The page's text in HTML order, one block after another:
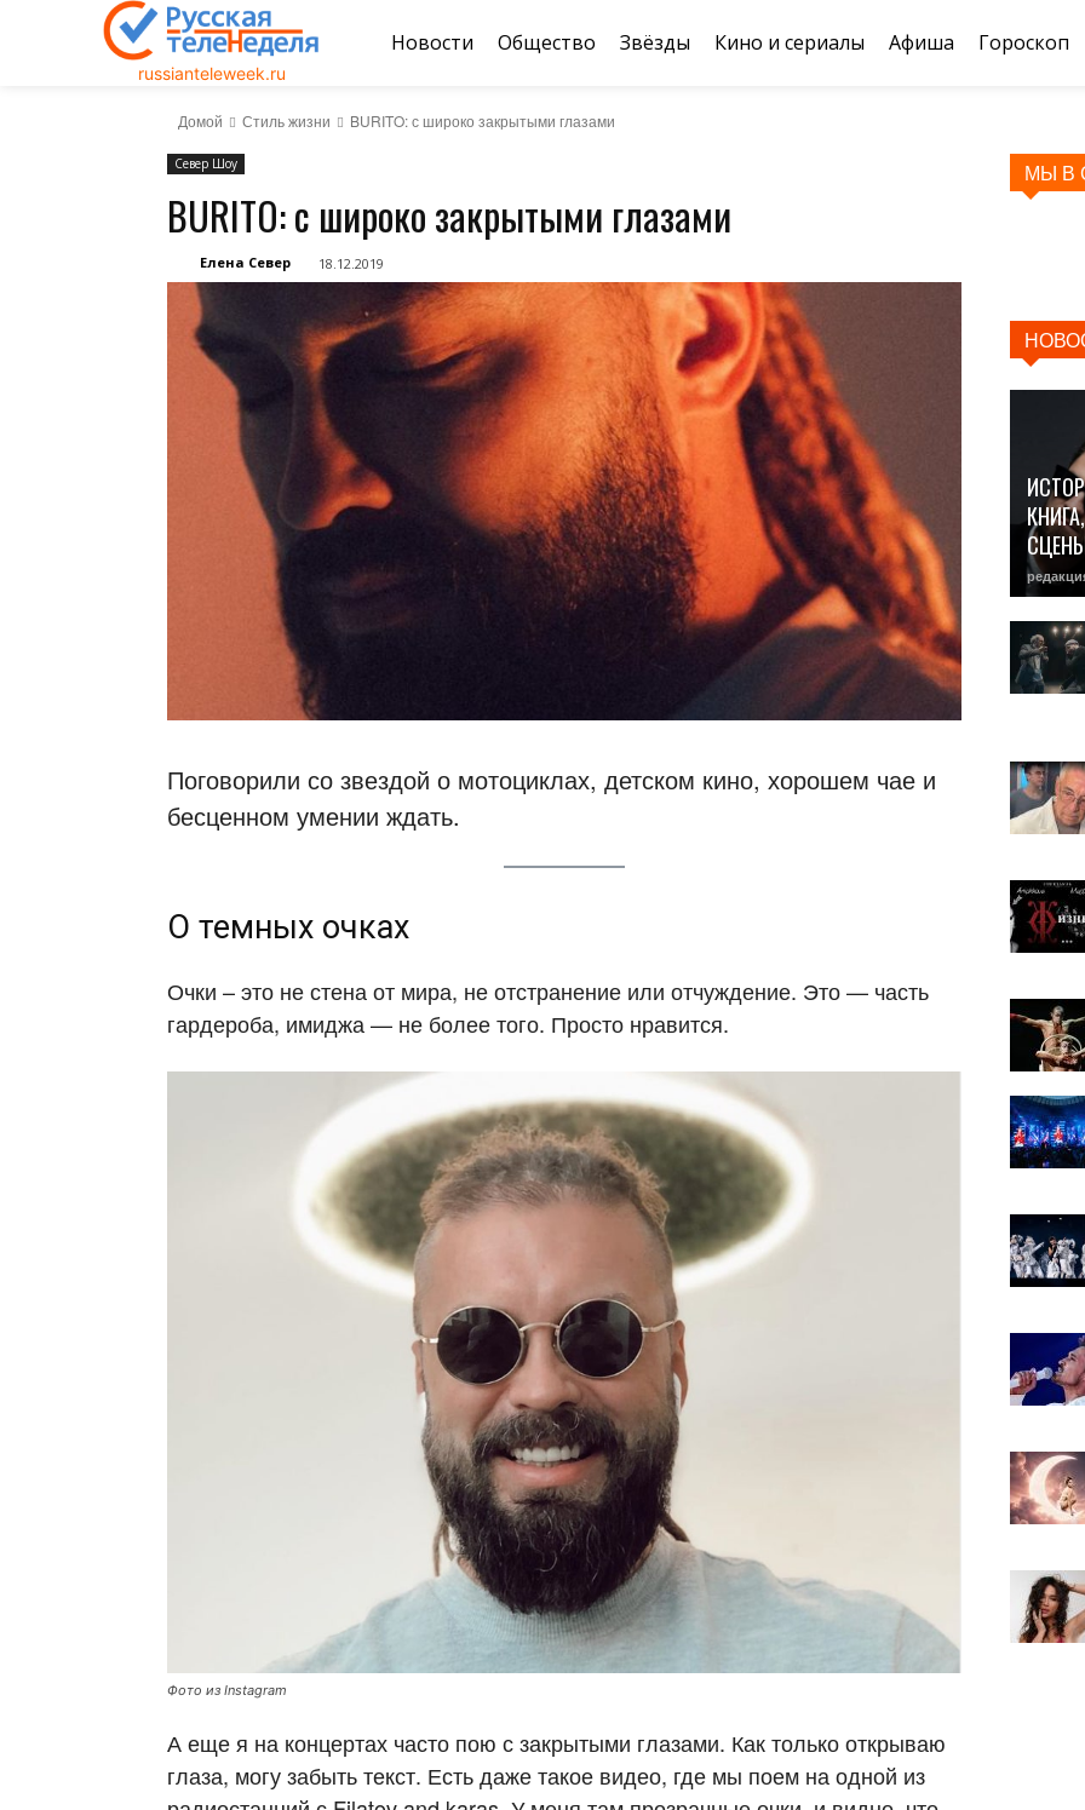
russianteleweek.ru
Новости Общество Звёзды Кино и сериалы Афиша Гороскоп
Домой Стиль жизни BURITO: с широко закрытыми глазами
Север Шоу
BURITO: с широко закрытыми глазами
Елена Север 18.12.2019
Поговорили со звездой о мотоциклах, детском кино, хорошем чае и
бесценном умении ждать.
О темных очках
Очки – это не стена от мира, не отстранение или отчуждение. Это — часть
гардероба, имиджа — не более того. Просто нравится.
Фото из Instagram
А еще я на концертах часто пою с закрытыми глазами. Как только открываю
глаза, могу забыть текст. Есть даже такое видео, где мы поем на одной из
МЫ В